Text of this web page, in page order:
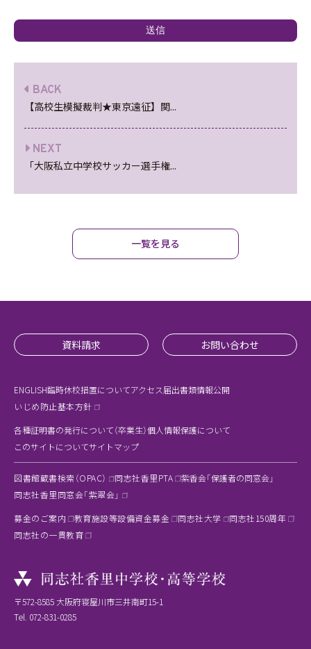
BACK
【高校生模擬裁判★東京遠征】関...
NEXT
「大阪私立中学校サッカー選手権...
一覧を見る
資料請求 お問い合わせ
〒572-8585 大阪府寝屋川市三井南町15-1
Tel. 072-831-0285
ENGLISH臨時休校措置についてアクセス届出書類情報公開
いじめ防止基本方針
各種証明書の発行について（卒業生）個人情報保護について
このサイトについてサイトマップ
図書館蔵書検索（OPAC） 同志社香里PTA
紫香会「保護者の同窓会」
同志社香里同窓会「紫翠会」
募金のご案内
教育施設等設備資金募金 同志社大学
同志社150周年
同志社の一貫教育